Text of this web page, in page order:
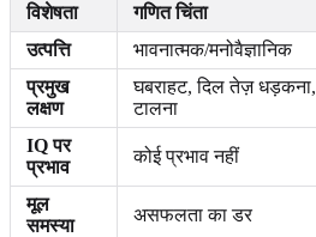
विशेषता गणित चिंता
उत्पत्ति
भावनात्मक/मनोवैज्ञानिक
प्रमुख
लक्षण
घबराहट, दिल तेज़ धड़कना,
टालना
IQ पर
प्रभाव
कोई प्रभाव नहीं
मूल
समस्या
असफलता का डर